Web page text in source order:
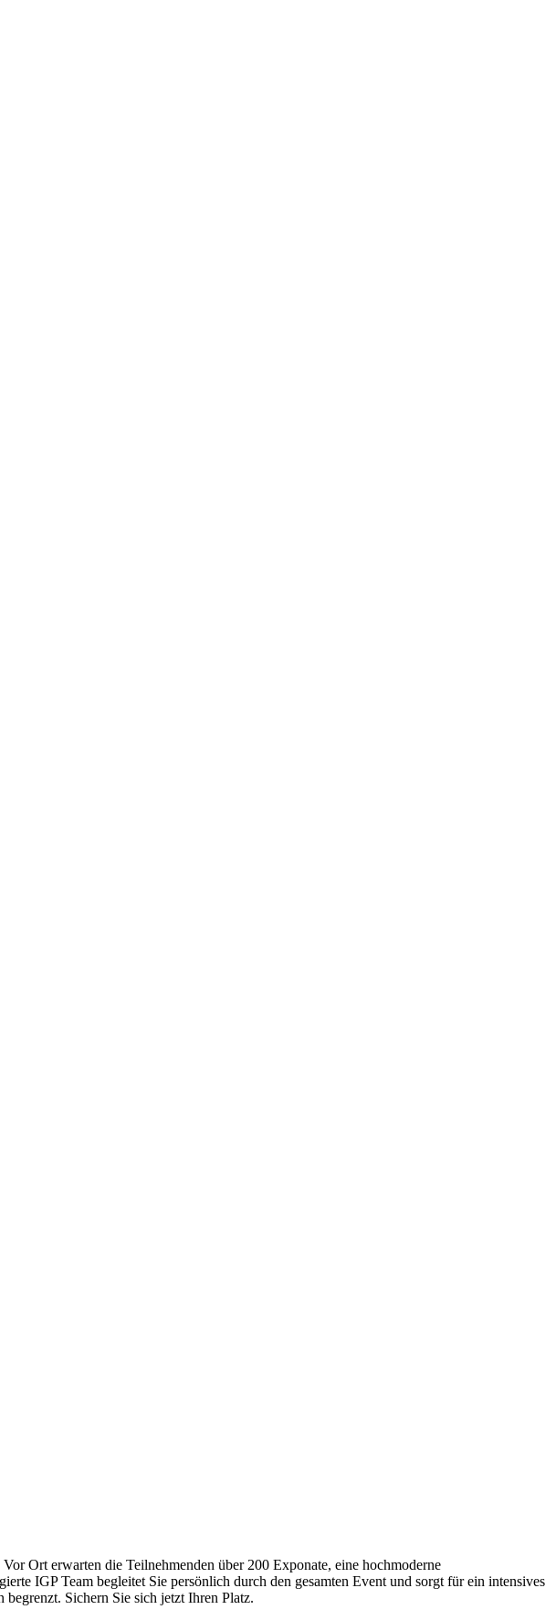
Ort erwarten die Teilnehmenden über 200 Exponate, eine hochmoderne
IGP Team begleitet Sie persönlich durch den gesamten Event und sorgt für ein intensives
Sichern Sie sich jetzt Ihren Platz.